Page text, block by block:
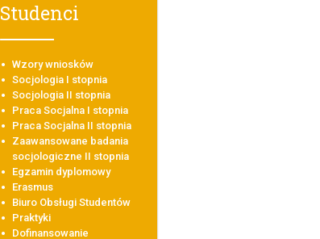
Studenci
Wzory wniosków
Socjologia I stopnia
Socjologia II stopnia
Praca Socjalna I stopnia
Praca Socjalna II stopnia
Zaawansowane badania
socjologiczne II stopnia
Egzamin dyplomowy
Erasmus
Biuro Obsługi Studentów
Praktyki
Dofinansowanie